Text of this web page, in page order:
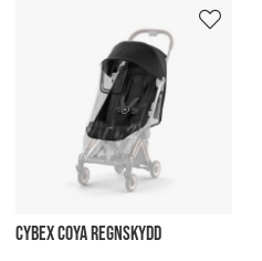
CYBEX COYA REGNSKYDD